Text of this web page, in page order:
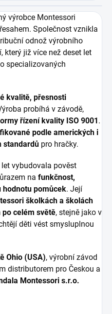
výrobce Montessori
Společnost vznikla
odnož výrobního
který již více než deset let
specializovaných
kvalitě, přesnosti
probíhá v závodě,
řízení kvality ISO 9001 .
podle amerických i
standardů pro hračky.
vybudovala pověst
na funkčnost,
hodnotu pomůcek. Její
školkách a školách
celém světě, stejně jako v
děti vést smysluplnou
Ohio (USA), výrobní závod
distributorem pro Českou a
Montessori s.r.o.